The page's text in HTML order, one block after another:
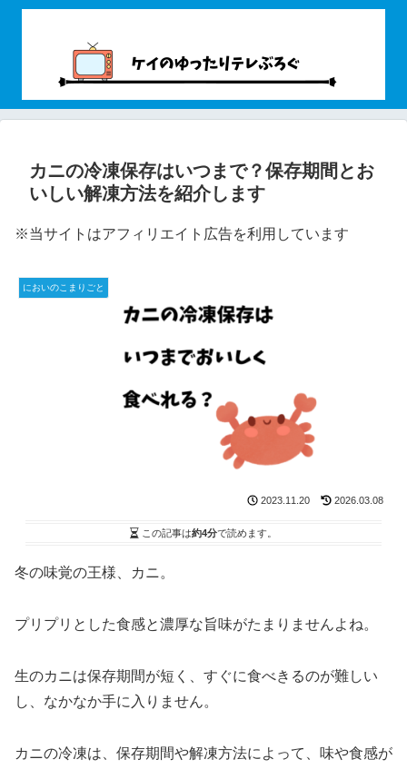
カニの冷凍保存はいつまで？保存期間とお
いしい解凍方法を紹介します
※当サイトはアフィリエイト広告を利用しています
においのこまりごと
2023.11.20 2026.03.08
この記事は約4分で読めます。
冬の味覚の王様、カニ。
プリプリとした食感と濃厚な旨味がたまりませんよね。
生のカニは保存期間が短く、すぐに食べきるのが難しい
し、なかなか手に入りません。
カニの冷凍は、保存期間や解凍方法によって、味や食感が